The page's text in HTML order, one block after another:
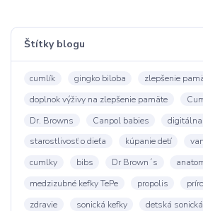
Štítky blogu
cumlík gingko biloba zlepšenie
doplnok výživy na zlepšenie pamäte
Dr. Browns
Canpol babies
starostlivosť o dieťa
kúpanie detí
cumlky
bibs Dr Brown´s
medzizubné kefky TePe
propolis
zdravie
sonická kefky
detská